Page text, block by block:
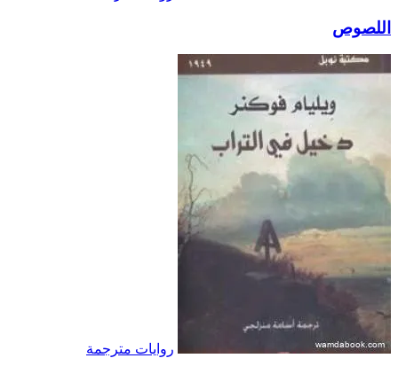
اللصوص
روايات مترجمة